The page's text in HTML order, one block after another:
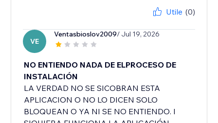
Utile (0)
VE
Ventasbioslov2009/ Jul 19, 2026
NO ENTIENDO NADA DE ELPROCESO DE
INSTALACIÓN
LA VERDAD NO SE SICOBRAN ESTA
APLICACION O NO LO DICEN SOLO
BLOQUEAN O YA NI SE NO ENTIENDO. I